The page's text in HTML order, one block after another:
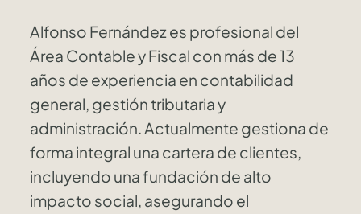
Alfonso Fernández es profesional del
Área Contable y Fiscal con más de 13
años de experiencia en contabilidad
general, gestión tributaria y
administración. Actualmente gestiona de
forma integral una cartera de clientes,
incluyendo una fundación de alto
impacto social, asegurando el